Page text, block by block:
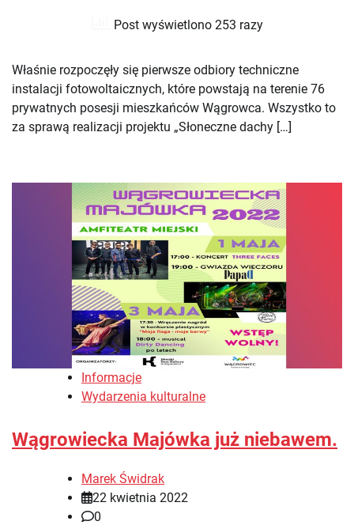
Post wyświetlono 253 razy
Właśnie rozpoczęły się pierwsze odbiory techniczne
instalacji fotowoltaicznych, które powstają na terenie 76
prywatnych posesji mieszkańców Wągrowca. Wszystko to
za sprawą realizacji projektu „Słoneczne dachy […]
Informacje
Wydarzenia kulturalne
Wągrowiecka Majówka już niebawem.
Marek Świdrak
22 kwietnia 2022
0